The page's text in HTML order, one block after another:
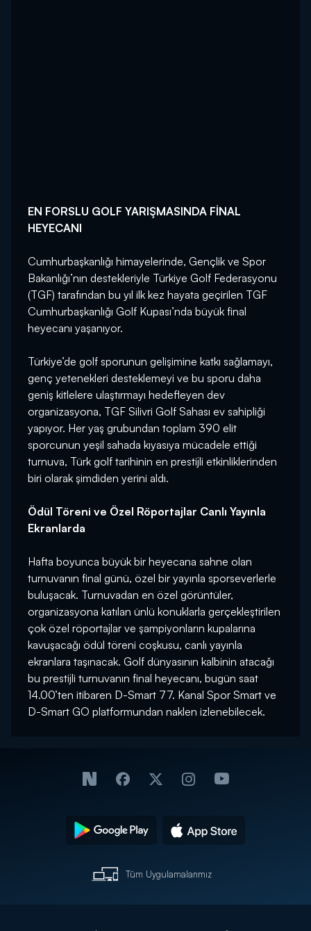
EN FORSLU GOLF YARIŞMASINDA FİNAL
HEYECANI
Cumhurbaşkanlığı himayelerinde, Gençlik ve Spor
Bakanlığı’nın destekleriyle Türkiye Golf Federasyonu
(TGF) tarafından bu yıl ilk kez hayata geçirilen TGF
Cumhurbaşkanlığı Golf Kupası’nda büyük final
heyecanı yaşanıyor.
Türkiye’de golf sporunun gelişimine katkı sağlamayı,
genç yetenekleri desteklemeyi ve bu sporu daha
geniş kitlelere ulaştırmayı hedefleyen dev
organizasyona, TGF Silivri Golf Sahası ev sahipliği
yapıyor. Her yaş grubundan toplam 390 elit
sporcunun yeşil sahada kıyasıya mücadele ettiği
turnuva, Türk golf tarihinin en prestijli etkinliklerinden
biri olarak şimdiden yerini aldı.
Ödül Töreni ve Özel Röportajlar Canlı Yayınla
Ekranlarda
Hafta boyunca büyük bir heyecana sahne olan
turnuvanın final günü, özel bir yayınla sporseverlerle
buluşacak. Turnuvadan en özel görüntüler,
organizasyona katılan ünlü konuklarla gerçekleştirilen
çok özel röportajlar ve şampiyonların kupalarına
kavuşacağı ödül töreni coşkusu, canlı yayınla
ekranlara taşınacak. Golf dünyasının kalbinin atacağı
bu prestijli turnuvanın final heyecanı, bugün saat
14.00’ten itibaren D-Smart 77. Kanal Spor Smart ve
D-Smart GO platformundan naklen izlenebilecek.
Tüm Uygulamalarımız